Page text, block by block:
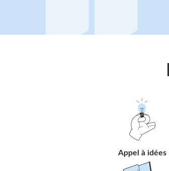
Suivre
le
lien
Appel à idées
Suivre